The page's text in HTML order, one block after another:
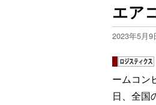
エア
2023年5月9
ームコン
日、全国